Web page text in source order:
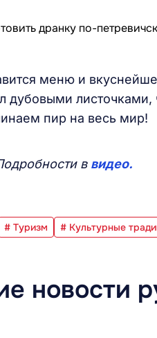
меню и
дубовыми
пир на весь мир!
в видео.
# Туризм # Культурные
новости